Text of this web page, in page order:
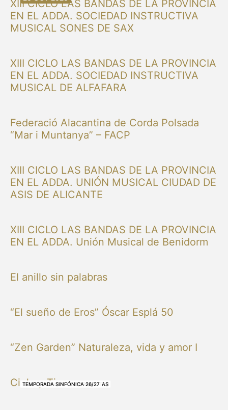
XIII CICLO LAS BANDAS DE LA PROVINCIA
EN EL ADDA. SOCIEDAD INSTRUCTIVA
MUSICAL SONES DE SAX
NUESTRAS BANDAS Y ORQUESTAS
XIII CICLO LAS BANDAS DE LA PROVINCIA
EN EL ADDA. SOCIEDAD INSTRUCTIVA
MUSICAL DE ALFAFARA
NUESTRAS BANDAS Y ORQUESTAS
Federació Alacantina de Corda Polsada
“Mar i Muntanya” – FACP
OTRAS MÚSICAS
XIII CICLO LAS BANDAS DE LA PROVINCIA
EN EL ADDA. UNIÓN MUSICAL CIUDAD DE
ASIS DE ALICANTE
NUESTRAS BANDAS Y ORQUESTAS
XIII CICLO LAS BANDAS DE LA PROVINCIA
EN EL ADDA. Unión Musical de Benidorm
NUESTRAS BANDAS Y ORQUESTAS
El anillo sin palabras
TEMPORADA SINFÓNICA 26/27
“El sueño de Eros” Óscar Esplá 50
TEMPORADA SINFÓNICA 26/27
“Zen Garden” Naturaleza, vida y amor I
TEMPORADA SINFÓNICA 26/27
Cielo y Tierra
TEMPORADA SINFÓNICA 26/27